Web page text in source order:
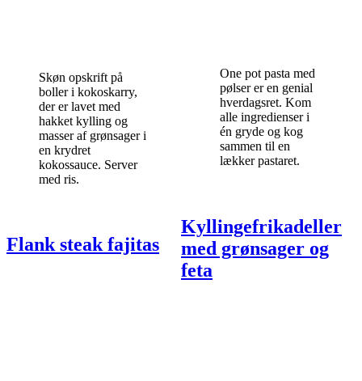
Skøn opskrift på
boller i kokoskarry,
der er lavet med
hakket kylling og
masser af grønsager i
en krydret
kokossauce. Server
med ris.
One pot pasta med
pølser er en genial
hverdagsret. Kom
alle ingredienser i
én gryde og kog
sammen til en
lækker pastaret.
Flank steak fajitas
Kyllingefrikadeller
med grønsager og
feta